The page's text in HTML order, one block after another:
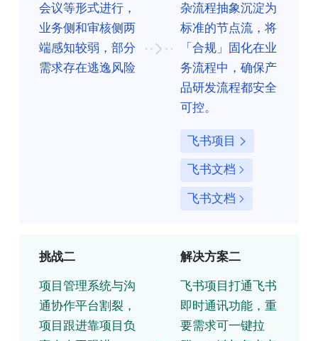
会议等形式进行，
业务侧和审核侧两
端感知较弱，部分
需求存在逃逸风险
杂流程抽象沉淀为
标准的节点流，将
「合规」固化在业
务流程中，确保产
品研发流程都安全
可控。
飞书项目
飞书文档
飞书文档
挑战二
项目管理系统与沟
通协作平台割裂，
项目跟进靠项目负
解决方案二
飞书项目打通飞书
即时通讯功能，重
要需求可一键拉